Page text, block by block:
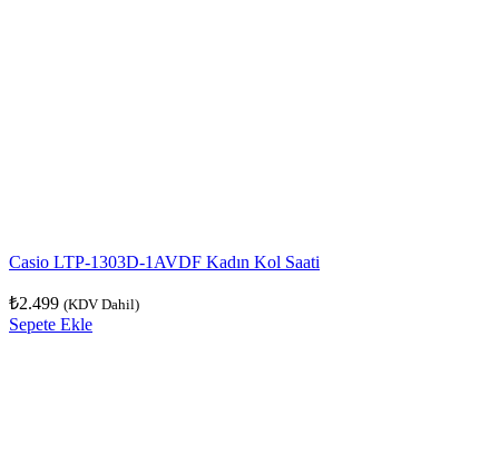
Casio LTP-1303D-1AVDF Kadın Kol Saati
₺2.499 (KDV Dahil)
Sepete Ekle